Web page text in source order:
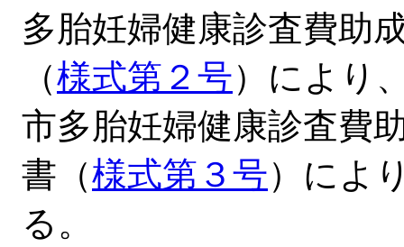
多胎妊婦健康診査費助
（様式第２号）により
市多胎妊婦健康診査費
書（様式第３号）によ
る。